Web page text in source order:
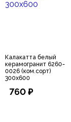
Калакатта белый
керамогранит 6260-
0026 (ком.сорт)
300х600
760 ₽